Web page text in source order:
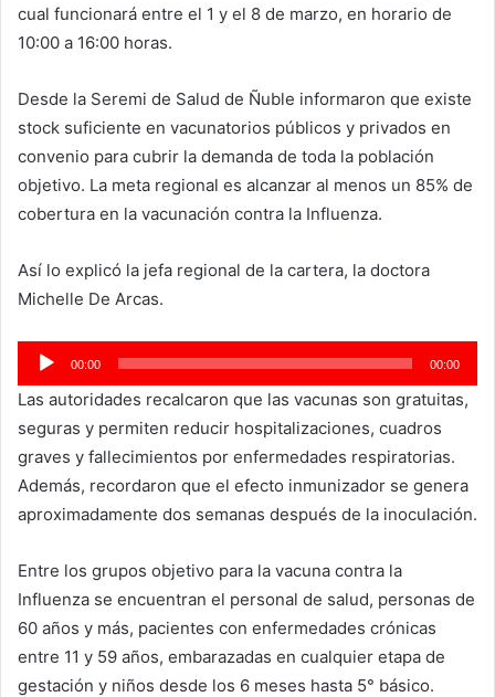
cual funcionará entre el 1 y el 8 de marzo, en horario de
10:00 a 16:00 horas.
Desde la Seremi de Salud de Ñuble informaron que existe
stock suficiente en vacunatorios públicos y privados en
convenio para cubrir la demanda de toda la población
objetivo. La meta regional es alcanzar al menos un 85% de
cobertura en la vacunación contra la Influenza.
Así lo explicó la jefa regional de la cartera, la doctora
Michelle De Arcas.
Reproductor
de
audio
00:00 00:00
Las autoridades recalcaron que las vacunas son gratuitas,
seguras y permiten reducir hospitalizaciones, cuadros
graves y fallecimientos por enfermedades respiratorias.
Además, recordaron que el efecto inmunizador se genera
aproximadamente dos semanas después de la inoculación.
Entre los grupos objetivo para la vacuna contra la
Influenza se encuentran el personal de salud, personas de
60 años y más, pacientes con enfermedades crónicas
entre 11 y 59 años, embarazadas en cualquier etapa de
gestación y niños desde los 6 meses hasta 5° básico.